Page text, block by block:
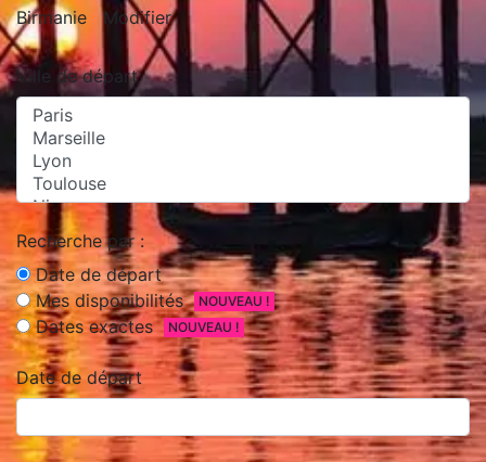
Birmanie Modifier
Ville de départ
Recherche par :
Date de départ
Mes disponibilités
NOUVEAU !
Dates exactes NOUVEAU !
Date de départ